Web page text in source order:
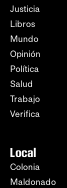
Justicia
Libros
Mundo
Opinión
Política
Salud
Trabajo
Verifica
Local
Colonia
Maldonado